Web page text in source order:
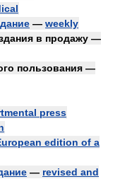
— weekly
в продажу —
пользования —
press
edition of a
— revised and